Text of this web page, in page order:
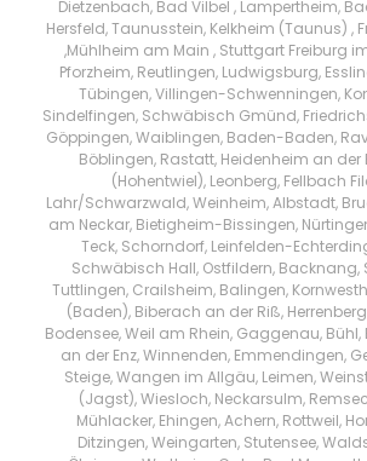
Dietzenbach, Bad Vilbel , Lampertheim,
Hersfeld, Taunusstein, Kelkheim (Taunus) ,
,Mühlheim am Main , Stuttgart Freiburg
Pforzheim, Reutlingen, Ludwigsburg,
Tübingen, Villingen-Schwenningen,
Sindelfingen, Schwäbisch Gmünd,
Göppingen, Waiblingen, Baden-Baden,
Böblingen, Rastatt, Heidenheim an der
(Hohentwiel), Leonberg, Fellbach
Lahr/Schwarzwald, Weinheim, Albstadt,
am Neckar, Bietigheim-Bissingen,
Teck, Schorndorf, Leinfelden-
Schwäbisch Hall, Ostfildern, Backnang,
Tuttlingen, Crailsheim, Balingen,
(Baden), Biberach an der Riß,
Bodensee, Weil am Rhein, Gaggenau, Bühl,
an der Enz, Winnenden, Emmendingen,
Steige, Wangen im Allgäu, Leimen,
(Jagst), Wiesloch, Neckarsulm,
Mühlacker, Ehingen, Achern, Rottweil,
Ditzingen, Weingarten, Stutensee,